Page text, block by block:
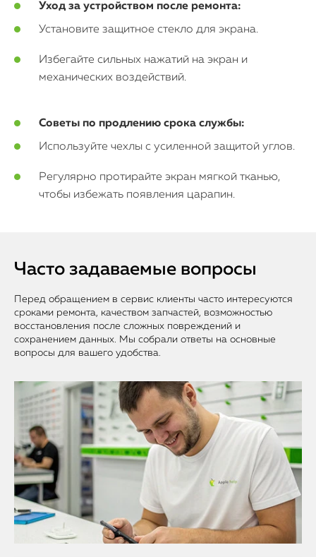
Уход за устройством после ремонта:
Установите защитное стекло для экрана.
Избегайте сильных нажатий на экран и
механических воздействий.
Советы по продлению срока службы:
Используйте чехлы с усиленной защитой углов.
Регулярно протирайте экран мягкой тканью,
чтобы избежать появления царапин.
Часто задаваемые вопросы
Перед обращением в сервис клиенты часто интересуются
сроками ремонта, качеством запчастей, возможностью
восстановления после сложных повреждений и
сохранением данных. Мы собрали ответы на основные
вопросы для вашего удобства.